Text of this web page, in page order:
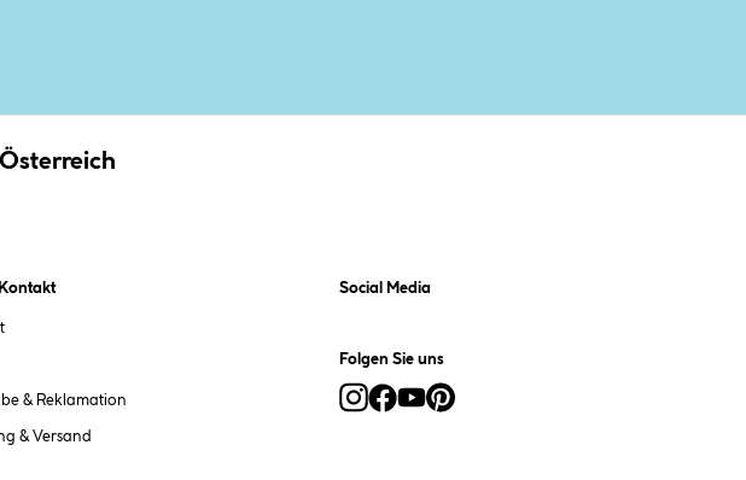
& Reklamation
& Versand
Social Media
Folgen Sie uns